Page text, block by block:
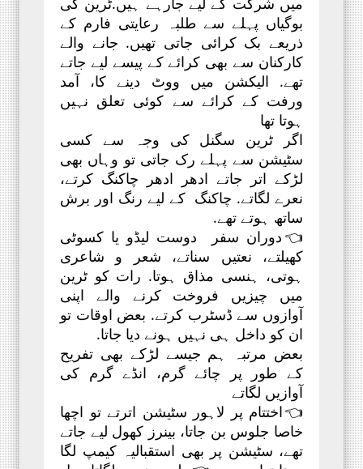
بوگیاں پہلے سے طلبہ رعایتی فارم کے
ذریعے بک کرائی جاتی تھیں. جانے والے
کارکنان سے بھی کرائے کے پیسے لیے جاتے
تھے. الیکشن میں ووٹ دینے کا، آمد
ورفت کے کرائے سے کوئی تعلق نہیں
ہوتا تھا
اگر ٹرین سگنل کی وجہ سے کسی
سٹیشن سے پہلے رک جاتی تو وہاں بھی
لڑکے اتر جاتے ادھر ادھر چاکنگ کرتے،
نعرے لگاتے. چاکنگ کے لیے رنگ اور برش
ساتھ ہوتے تھے.
👈دوران سفر دوست لیڈو یا کسوٹی
کھیلتے، نعتیں سناتے، شعر و شاعری
ہوتی، ہنسی مذاق ہوتا. رات کو ٹرین
میں چیزیں فروخت کرنے والے اپنی
آوازوں سے ڈسٹرب کرتے. بعض اوقات تو
ان کو داخل ہی نہیں ہونے دیا جاتا.
بعض مرتبہ ہم جیسے لڑکے بھی تفریح
کے طور پر چائے گرم، انڈے گرم کی
آوازیں لگاتے
👈اختتام پر لاہور سٹیشن اترتے تو اچھا
خاصا جلوس بن جاتا، بینرز کھول لیے جاتے
تھے، سٹیشن پر بھی استقبالیہ کیمپ لگا